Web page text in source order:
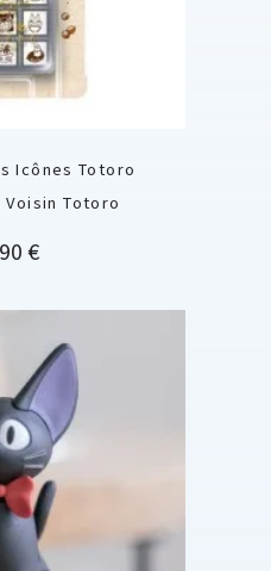
Icônes Totoro
Voisin Totoro
€